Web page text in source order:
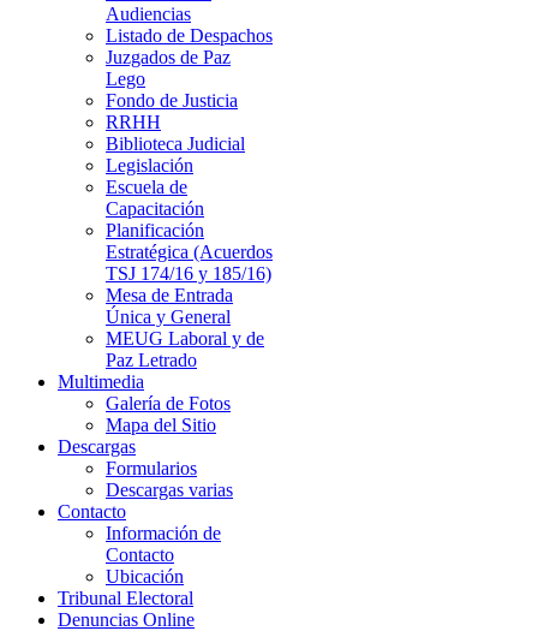
Audiencias
Listado de Despachos
Juzgados de Paz
Lego
Fondo de Justicia
RRHH
Biblioteca Judicial
Legislación
Escuela de
Capacitación
Planificación
Estratégica (Acuerdos
TSJ 174/16 y 185/16)
Mesa de Entrada
Única y General
MEUG Laboral y de
Paz Letrado
Multimedia
Galería de Fotos
Mapa del Sitio
Descargas
Formularios
Descargas varias
Contacto
Información de
Contacto
Ubicación
Tribunal Electoral
Denuncias Online